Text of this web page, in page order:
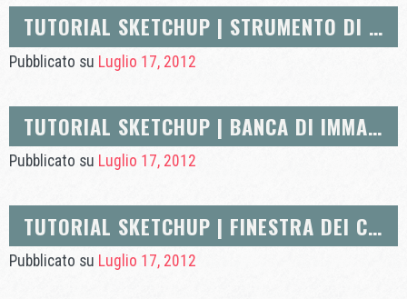
TUTORIAL SKETCHUP | STRUMENTO DI SCALATURA
Pubblicato su Luglio 17, 2012
TUTORIAL SKETCHUP | BANCA DI IMMAGINI 3D
Pubblicato su Luglio 17, 2012
TUTORIAL SKETCHUP | FINESTRA DEI COMPONENTI
Pubblicato su Luglio 17, 2012